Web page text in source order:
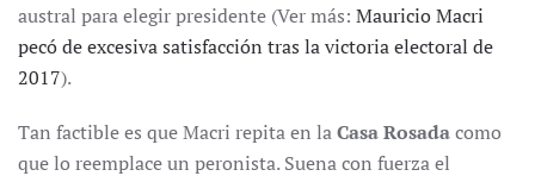
austral para elegir presidente (Ver más: Mauricio Macri
pecó de excesiva satisfacción tras la victoria electoral de
2017).
Tan factible es que Macri repita en laCasa Rosadacomo
que lo reemplace un peronista. Suena con fuerza el